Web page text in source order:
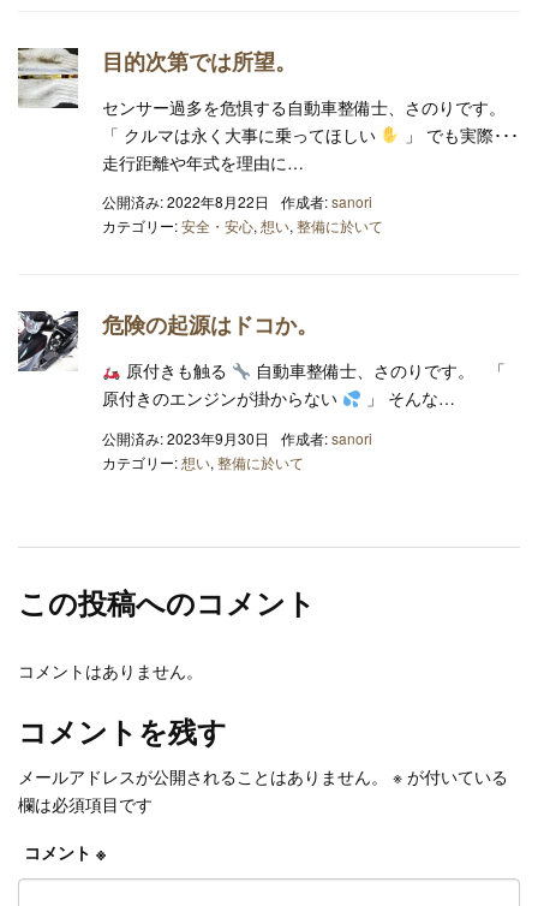
目的次第では所望。
センサー過多を危惧する自動車整備士、さのりです。
「 クルマは永く大事に乗ってほしい
」 でも実際･･･
走行距離や年式を理由に…
公開済み: 2022年8月22日 作成者:sanori
カテゴリー:安全・安心, 想い, 整備に於いて
危険の起源はドコか。
原付きも触る
自動車整備士、さのりです。 「
原付きのエンジンが掛からない
」 そんな…
公開済み: 2023年9月30日 作成者:sanori
カテゴリー:想い, 整備に於いて
この投稿へのコメント
コメントはありません。
コメントを残す
メールアドレスが公開されることはありません。 ※ が付いている
欄は必須項目です
コメント ※